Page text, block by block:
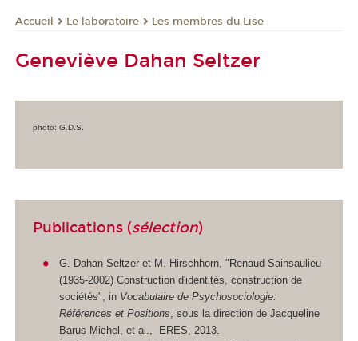
Accueil Le laboratoire Les membres du Lise
Geneviève Dahan Seltzer
photo: G.D.S.
Publications (sélection)
G. Dahan-Seltzer et M. Hirschhorn, "Renaud Sainsaulieu
(1935-2002) Construction d'identités, construction de
sociétés", in Vocabulaire de Psychosociologie:
Références et Positions , sous la direction de Jacqueline
Barus-Michel, et al., ERES, 2013.